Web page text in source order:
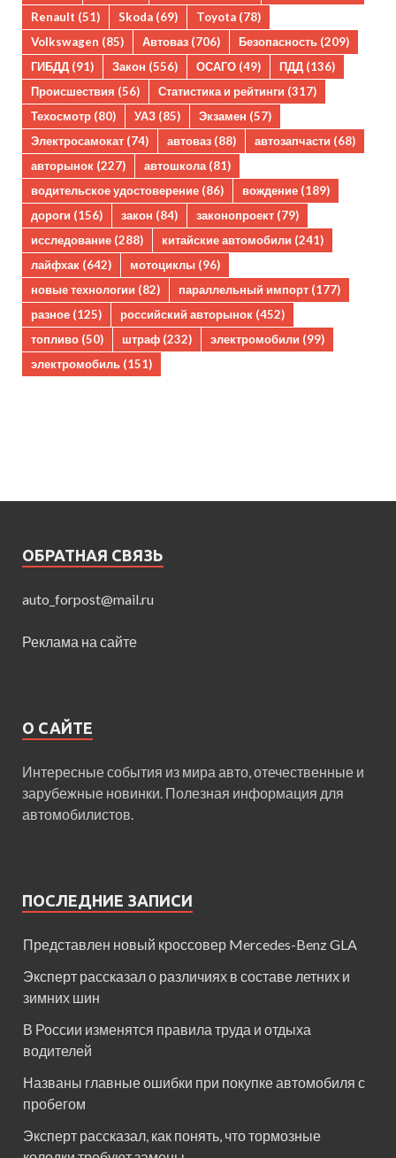
Renault (51) Skoda (69) Toyota (78)
Volkswagen (85) Автоваз (706) Безопасность (209)
ГИБДД (91) Закон (556) ОСАГО (49) ПДД (136)
Происшествия (56) Статистика и рейтинги (317)
Техосмотр (80) УАЗ (85) Экзамен (57)
Электросамокат (74) автоваз (88) автозапчасти (68)
авторынок (227) автошкола (81)
водительское удостоверение (86) вождение (189)
дороги (156) закон (84) законопроект (79)
исследование (288) китайские автомобили (241)
лайфхак (642) мотоциклы (96)
новые технологии (82) параллельный импорт (177)
разное (125) российский авторынок (452)
топливо (50) штраф (232) электромобили (99)
электромобиль (151)
ОБРАТНАЯ СВЯЗЬ
auto_forpost@mail.ru
Реклама на сайте
О САЙТЕ
Интересные события из мира авто, отечественные и
зарубежные новинки. Полезная информация для
автомобилистов.
ПОСЛЕДНИЕ ЗАПИСИ
Представлен новый кроссовер Mercedes-Benz GLA
Эксперт рассказал о различиях в составе летних и
зимних шин
В России изменятся правила труда и отдыха
водителей
Названы главные ошибки при покупке автомобиля с
пробегом
Эксперт рассказал, как понять, что тормозные